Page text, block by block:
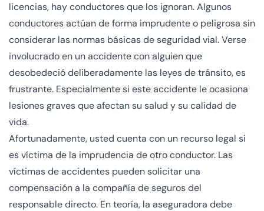
licencias, hay conductores que los ignoran. Algunos
conductores actúan de forma imprudente o peligrosa sin
considerar las normas básicas de seguridad vial. Verse
involucrado en un accidente con alguien que
desobedeció deliberadamente las leyes de tránsito, es
frustrante. Especialmente si este accidente le ocasiona
lesiones graves que afectan su salud y su calidad de
vida.
Afortunadamente, usted cuenta con un recurso legal si
es víctima de la imprudencia de otro conductor. Las
víctimas de accidentes pueden solicitar una
compensación a la compañía de seguros del
responsable directo. En teoría, la aseguradora debe